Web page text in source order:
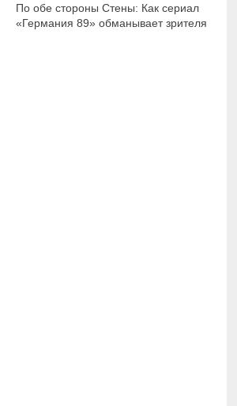
По обе стороны Стены: Как сериал
«Германия 89» обманывает зрителя